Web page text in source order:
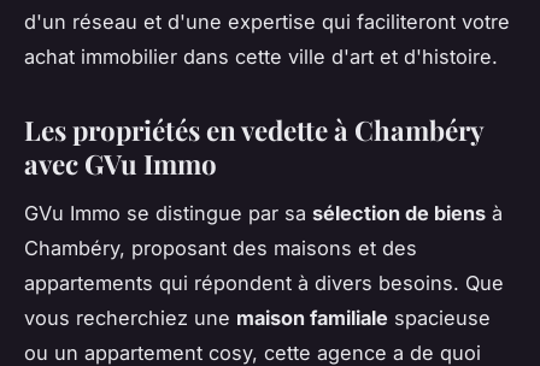
d'un réseau et d'une expertise qui faciliteront votre
achat immobilier dans cette ville d'art et d'histoire.
Les propriétés en vedette à Chambéry
avec GVu Immo
GVu Immo se distingue par sa sélection de biens à
Chambéry, proposant des maisons et des
appartements qui répondent à divers besoins. Que
vous recherchiez une maison familiale spacieuse
ou un appartement cosy, cette agence a de quoi